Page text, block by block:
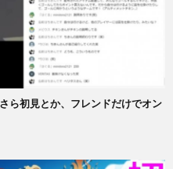
ら初見とか、フレンドだけでオン